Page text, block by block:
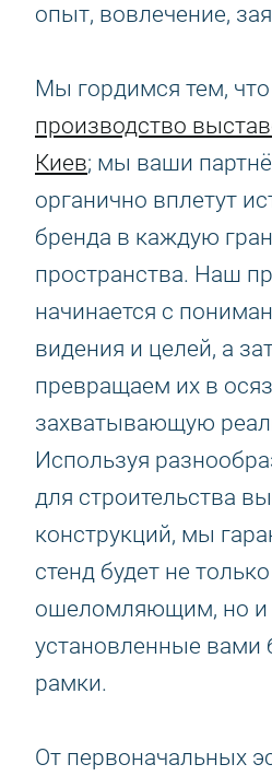
опыт, вовлечение,
Мы гордимся тем,
производство
Киев; мы ваши
органично вплетут
бренда в каждую
пространства. Наш
начинается с
видения и целей, а
превращаем их в
захватывающую
Используя
для строительства
конструкций, мы
стенд будет не
ошеломляющим, но и
установленные
рамки.
От первоначальных